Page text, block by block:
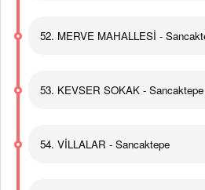
52. MERVE MAHALLESİ -
53. KEVSER SOKAK - Sancaktepe
54. VİLLALAR - Sancaktepe